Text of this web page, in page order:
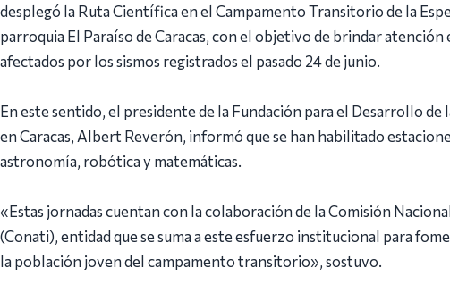
desplegó la Ruta Científica en el Campamento Transitorio de la
parroquia El Paraíso de Caracas, con el objetivo de brindar
afectados por los sismos registrados el pasado 24 de junio.
En este sentido, el presidente de la Fundación para el Desarrollo de
en Caracas, Albert Reverón, informó que se han habilitado
astronomía, robótica y matemáticas.
«Estas jornadas cuentan con la colaboración de la Comisión
(Conati), entidad que se suma a este esfuerzo institucional para
la población joven del campamento transitorio», sostuvo.